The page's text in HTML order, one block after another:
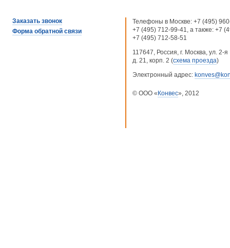
Заказать звонок
Форма обратной связи
Телефоны в Москве: +7 (495)
+7 (495) 712-99-41, а также: +7
+7 (495) 712-58-51
117647, Россия, г. Москва, ул. 2-
д. 21, корп. 2 (схема проезда)
Электронный адрес:
© ООО « Конвес», 2012